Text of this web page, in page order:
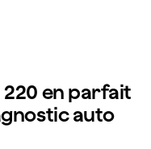
220 en parfait
auto